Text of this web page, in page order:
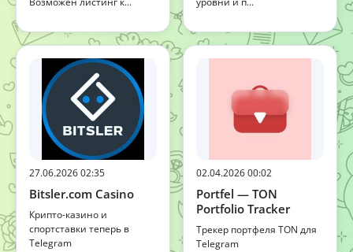
27.06.2026 02:35
Bitsler.com Casino
Крипто-казино и
спортставки теперь в
Telegram
02.04.2026 00:02
Portfel — TON
Portfolio Tracker
Трекер портфеля TON для
Telegram